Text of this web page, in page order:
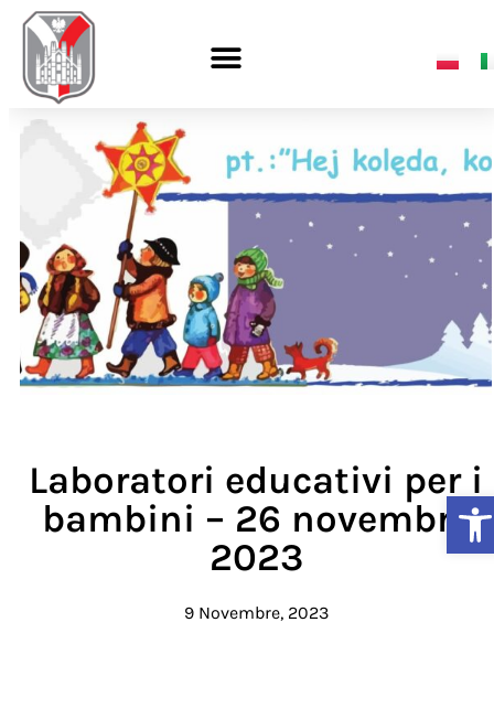
Laboratori educativi per i
bambini – 26 novembre
2023
9 Novembre, 2023